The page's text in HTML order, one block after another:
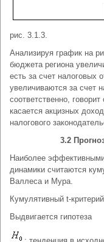
рис. 3.1.3.
Анализируя график на
бюджета региона
есть за счет налоговых
увеличиваются за счет
соответственно,
касается акцизных
налогового
3.2
Наиболее
динамики считаются
Валлеса и Мура.
Кумулятивный t-
Выдвигается гипотеза